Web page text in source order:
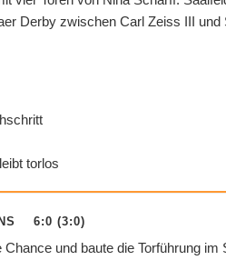
Derby zwischen Carl Zeiss III
torlos
6:0 (3:0)
und baute die Torführung